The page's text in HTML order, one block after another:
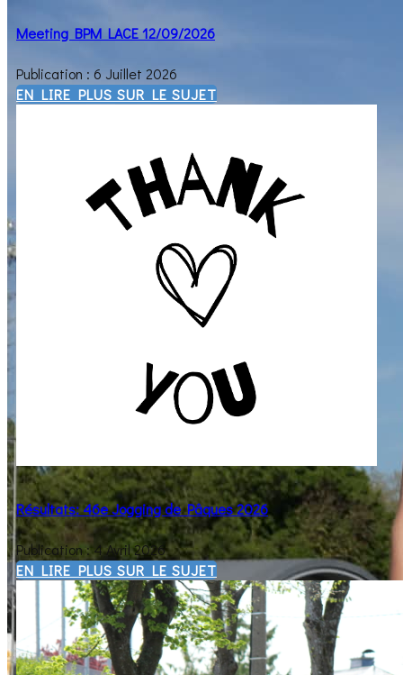
Meeting BPM LACE 12/09/2026
Publication : 6 Juillet 2026
EN LIRE PLUS SUR LE SUJET
Résultats: 46e Jogging de Pâques 2026
Publication : 4 Avril 2026
EN LIRE PLUS SUR LE SUJET